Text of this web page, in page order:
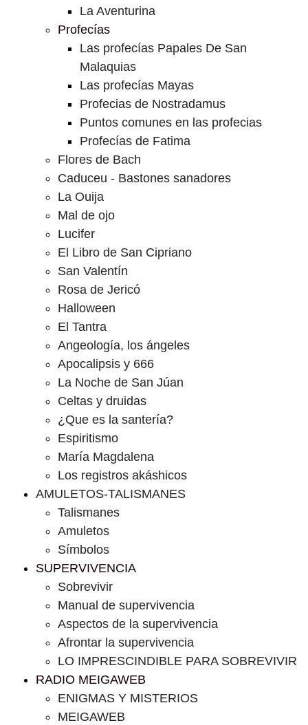
La Aventurina
Profecías
Las profecías Papales De San
Malaquias
Las profecías Mayas
Profecias de Nostradamus
Puntos comunes en las profecias
Profecías de Fatima
Flores de Bach
Caduceu - Bastones sanadores
La Ouija
Mal de ojo
Lucifer
El Libro de San Cipriano
San Valentín
Rosa de Jericó
Halloween
El Tantra
Angeología, los ángeles
Apocalipsis y 666
La Noche de San Júan
Celtas y druidas
¿Que es la santería?
Espiritismo
María Magdalena
Los registros akáshicos
AMULETOS-TALISMANES
Talismanes
Amuletos
Símbolos
SUPERVIVENCIA
Sobrevivir
Manual de supervivencia
Aspectos de la supervivencia
Afrontar la supervivencia
LO IMPRESCINDIBLE PARA SOBREVIVIR
RADIO MEIGAWEB
ENIGMAS Y MISTERIOS
MEIGAWEB